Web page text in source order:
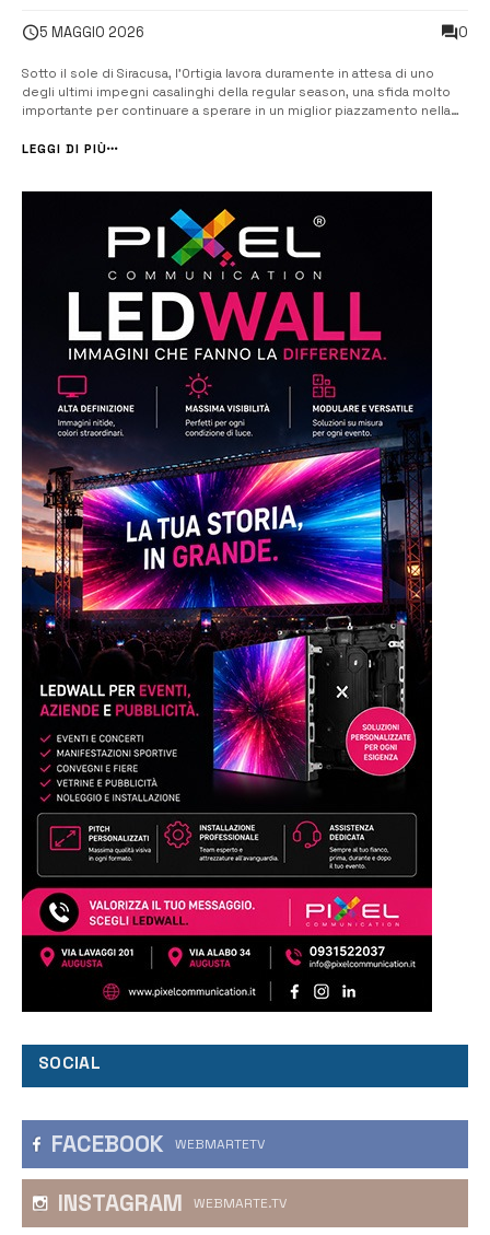
5 MAGGIO 2026 0
Sotto il sole di Siracusa, l’Ortigia lavora duramente in attesa di uno
degli ultimi impegni casalinghi della regular season, una sfida molto
importante per continuare a sperare in un miglior piazzamento nella
“Paolo Caldarella” di Siracusa, i biancoverdi ospiteranno la Canot...
LEGGI DI PIÙ
SOCIAL
FACEBOOK WEBMARTETV
INSTAGRAM WEBMARTE.TV